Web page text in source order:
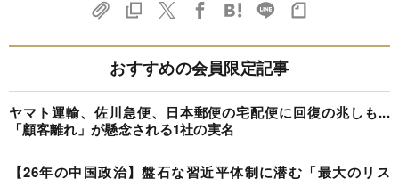
おすすめの会員限定記事
ヤマト運輸、佐川急便、日本郵便の宅配便に回復の兆しも...
「顧客離れ」が懸念される1社の実名
【26年の中国政治】盤石な習近平体制に潜む「最大のリス